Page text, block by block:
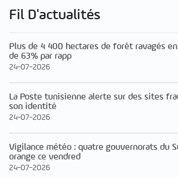
Fil D'actualités
Plus de 4 400 hectares de forêt ravagés
de 63% par rapp
24-07-2026
La Poste tunisienne alerte sur des sites
son identité
24-07-2026
Vigilance météo : quatre gouvernorats du
orange ce vendred
24-07-2026